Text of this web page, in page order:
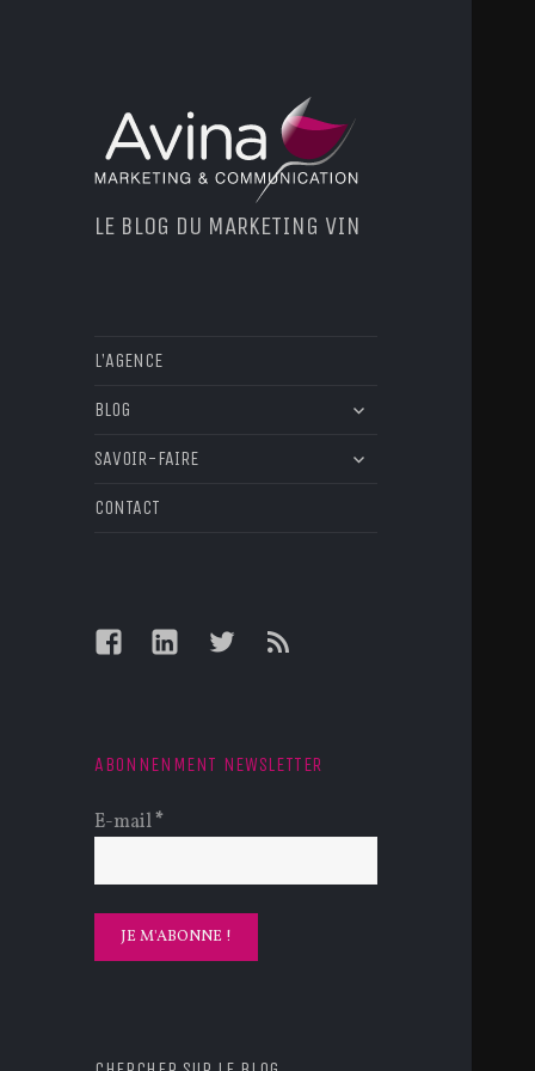
LE BLOG DU MARKETING VIN
L’AGENCE
BLOG
ouvrir
sous-
SAVOIR-FAIRE
ouvrir
CONTACT
FacebookLinkedInTwitterFeed
ABONNENMENT NEWSLETTER
E-mail*